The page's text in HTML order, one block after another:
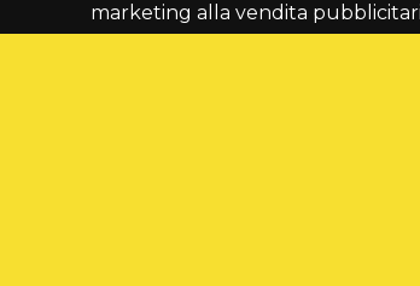
marketing alla vendita